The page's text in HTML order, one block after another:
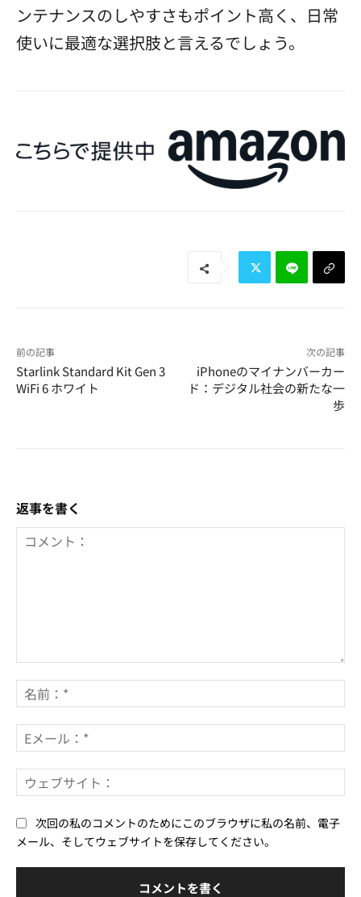
ンテナンスのしやすさもポイント高く、日常
使いに最適な選択肢と言えるでしょう。
前の記事
Starlink Standard Kit Gen 3
WiFi 6 ホワイト
次の記事
iPhoneのマイナンバーカー
ド：デジタル社会の新たな一
歩
返事を書く
メ
ン
ト：
前
*
メ
ー
*ェ
次回の私のコメントのためにこのブラウザに私の名前、電子
メール、そしてウェブサイトを保存してください。